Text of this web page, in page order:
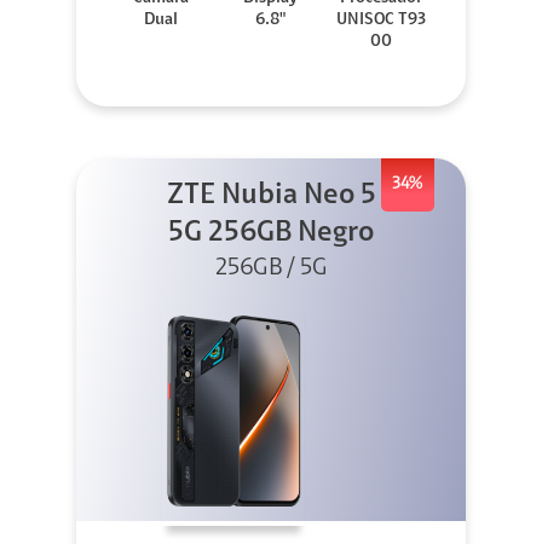
Dual
6.8"
UNISOC T93
00
34%
ZTE Nubia Neo 5
5G 256GB Negro
256GB / 5G